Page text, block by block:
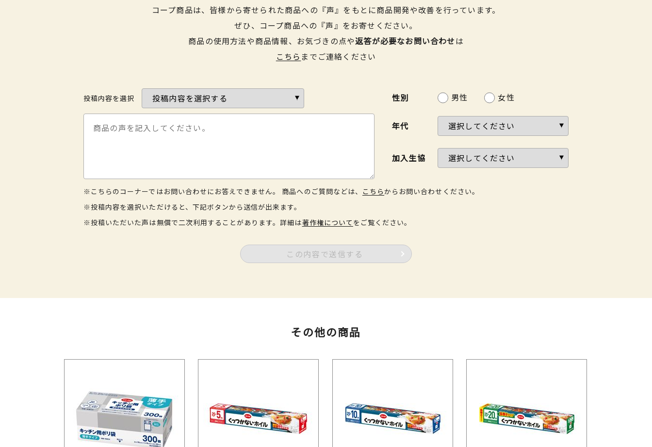
コープ商品は、皆様から寄せられた商品への『声』をもとに商品開発や改善を行っています。
ぜひ、コープ商品への『声』をお寄せください。
商品の使用方法や商品情報、お気づきの点や返答が必要なお問い合わせは
こちら までご連絡ください
投稿内容を選択 性別 男性 女性
年代
加入生協
※こちらのコーナーではお問い合わせにお答えできません。 商品へのご質問などは、 こちらからお問い合わせください。
※投稿内容を選択いただけると、下記ボタンから送信が出来ます。
※投稿いただいた声は無償で二次利用することがあります。詳細は著作権について をご覧ください。
この内容で送信する
その他の商品